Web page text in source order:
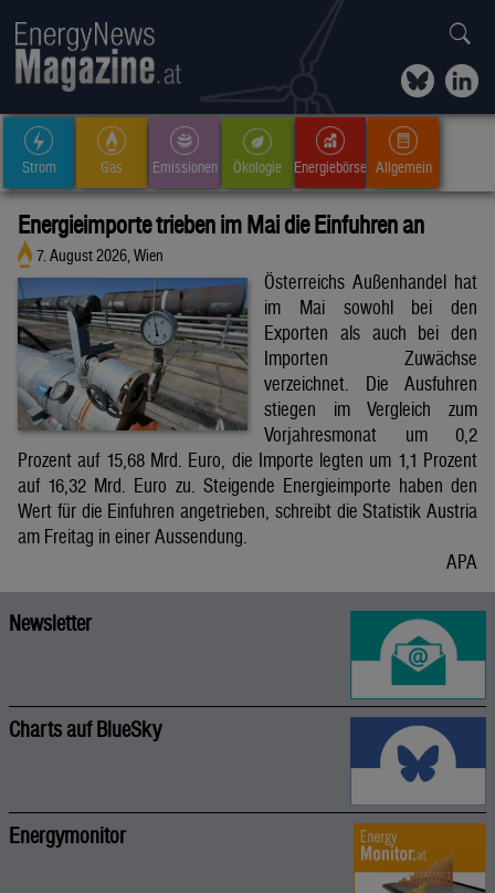
Strom Gas Emissionen Ökologie Energiebörse Allgemein
Energieimporte trieben im Mai die Einfuhren an
7. August 2026, Wien
Österreichs Außenhandel hat
im Mai sowohl bei den
Exporten als auch bei den
Importen Zuwächse
verzeichnet. Die Ausfuhren
stiegen im Vergleich zum
Vorjahresmonat um 0,2
Prozent auf 15,68 Mrd. Euro, die Importe legten um 1,1 Prozent
auf 16,32 Mrd. Euro zu. Steigende Energieimporte haben den
Wert für die Einfuhren angetrieben, schreibt die Statistik Austria
am Freitag in einer Aussendung.
APA
Newsletter
Charts auf BlueSky
Energymonitor